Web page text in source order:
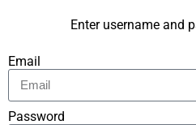
Enter username and
Email
Password